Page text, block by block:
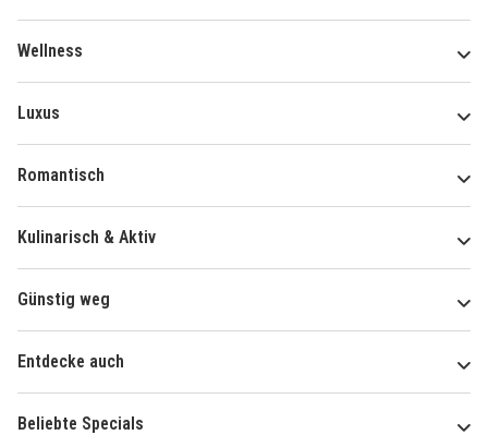
Wellness
Luxus
Romantisch
Kulinarisch & Aktiv
Günstig weg
Entdecke auch
Beliebte Specials